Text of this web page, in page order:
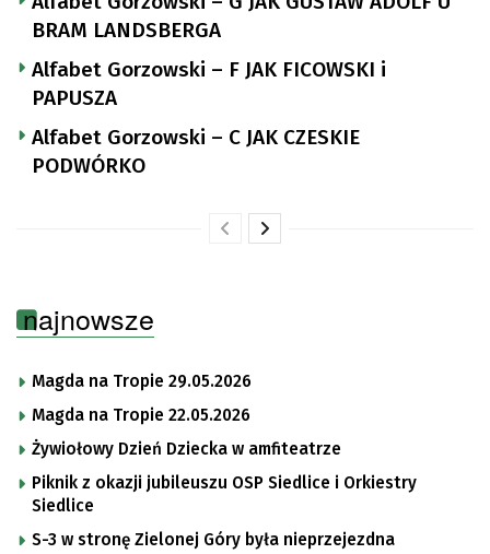
BRAM LANDSBERGA
Alfabet Gorzowski – F JAK FICOWSKI i
PAPUSZA
Alfabet Gorzowski – C JAK CZESKIE
PODWÓRKO
najnowsze
Magda na Tropie 29.05.2026
Magda na Tropie 22.05.2026
Żywiołowy Dzień Dziecka w amfiteatrze
Piknik z okazji jubileuszu OSP Siedlice i Orkiestry
Siedlice
S-3 w stronę Zielonej Góry była nieprzejezdna